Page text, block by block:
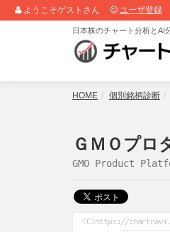
ようこそゲストさん ユーザ登録
日本株のチャート分析とAI
HOME 個別銘柄診断
ＧＭＯプロ
GMO Product